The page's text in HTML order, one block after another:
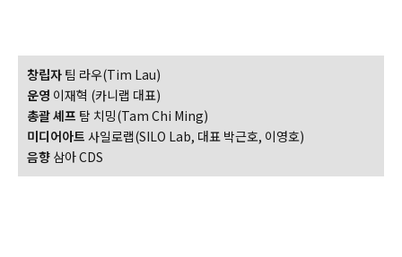
창립자 팀 라우(Tim Lau)
운영 이재혁 (카니랩 대표)
총괄 셰프 탐 치밍(Tam Chi Ming)
미디어아트 사일로랩(SILO Lab, 대표 박근호, 이영호)
음향 삼아 CDS